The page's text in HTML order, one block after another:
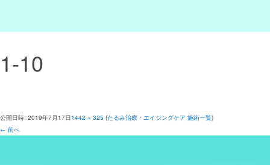
1-10
公開日時: 2019年7月17日1442 × 325 (たるみ治療・エイジングケア 施術一覧)
← 前へ